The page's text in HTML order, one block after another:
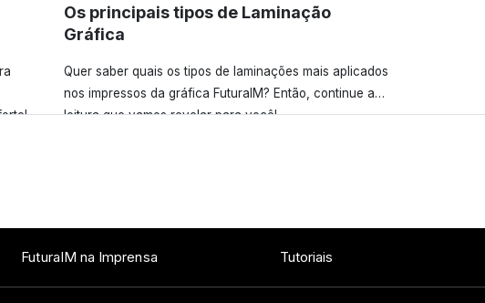
Os principais tipos de Laminação
Gráfica
Quer saber quais os tipos de laminações mais aplicados
nos impressos da gráfica FuturaIM? Então, continue a
leitura que vamos revelar para você!
FuturaIM na Imprensa Tutoriais